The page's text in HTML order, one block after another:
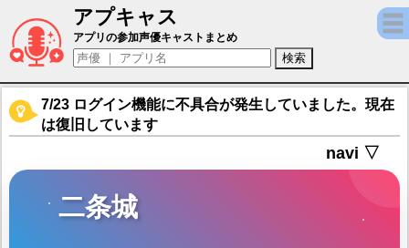
アプキャス
二条城（声優：たなか久美)【御城プロジェ
アプリの参加声優キャストまとめ
7/23 ログイン機能に不具合が発生していました。現在
は復旧しています
navi ▽
二条城